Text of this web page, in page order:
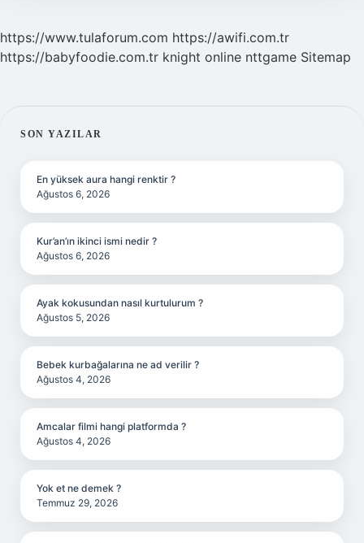
https://www.tulaforum.com https://awifi.com.tr
https://babyfoodie.com.tr knight online nttgame Sitemap
SIDEBAR
SON YAZILAR
En yüksek aura hangi renktir ?
Ağustos 6, 2026
Kur’an’ın ikinci ismi nedir ?
Ağustos 6, 2026
Ayak kokusundan nasıl kurtulurum ?
Ağustos 5, 2026
Bebek kurbağalarına ne ad verilir ?
Ağustos 4, 2026
Amcalar filmi hangi platformda ?
Ağustos 4, 2026
Yok et ne demek ?
Temmuz 29, 2026